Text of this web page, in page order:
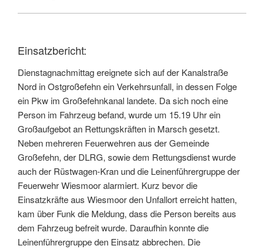
Einsatzbericht:
Dienstagnachmittag ereignete sich auf der Kanalstraße
Nord in Ostgroßefehn ein Verkehrsunfall, in dessen Folge
ein Pkw im Großefehnkanal landete. Da sich noch eine
Person im Fahrzeug befand, wurde um 15.19 Uhr ein
Großaufgebot an Rettungskräften in Marsch gesetzt.
Neben mehreren Feuerwehren aus der Gemeinde
Großefehn, der DLRG, sowie dem Rettungsdienst wurde
auch der Rüstwagen-Kran und die Leinenführergruppe der
Feuerwehr Wiesmoor alarmiert. Kurz bevor die
Einsatzkräfte aus Wiesmoor den Unfallort erreicht hatten,
kam über Funk die Meldung, dass die Person bereits aus
dem Fahrzeug befreit wurde. Daraufhin konnte die
Leinenführergruppe den Einsatz abbrechen. Die